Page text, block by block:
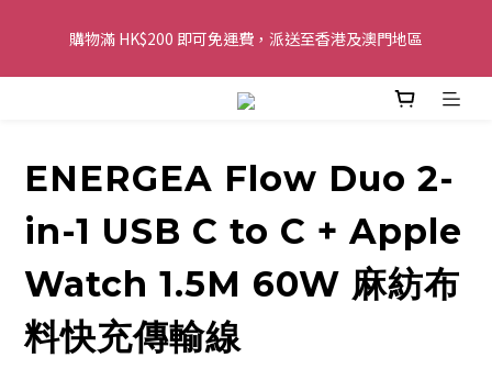
購物滿 HK$200 即可免運費，派送至香港及澳門地區
購物滿 HK$200 即可免運費，派送至香港及澳門地區
全單金額：每滿 HK$250，以轉數快或八達通方式付款，額外再減
歡迎 WhatsApp 6123 6918 查詢或電郵到
購物滿 HK$200 即可免運費，派送至香港及澳門地區
ENERGEA Flow Duo 2-
in-1 USB C to C + Apple
Watch 1.5M 60W 麻紡布
料快充傳輸線